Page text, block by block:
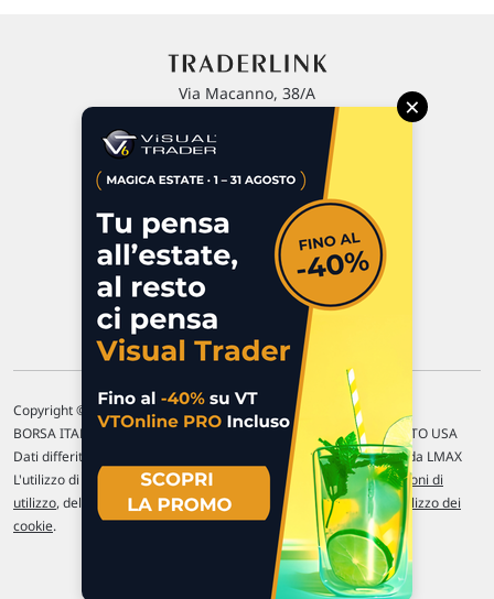
Via Macanno, 38/A
P.IVA 02 452 460 401
Commenti e segnalazioni
Contattaci
Copyright © 1996-2026 Traderlink Italia s.r.l.
BORSA ITALIANA Quotazioni di borsa differite di 15 min. / MERCATO USA
Dati differiti di 15 min. (fonte Intrinio) / FOREX Quotazioni fornite da LMAX
L'utilizzo di questo sito implica l'accettazione delle nostre Condizioni di
utilizzo, del Disclaimer MAR, dellePolitiche sulla privacye dell' Utilizzo dei
cookie.
×